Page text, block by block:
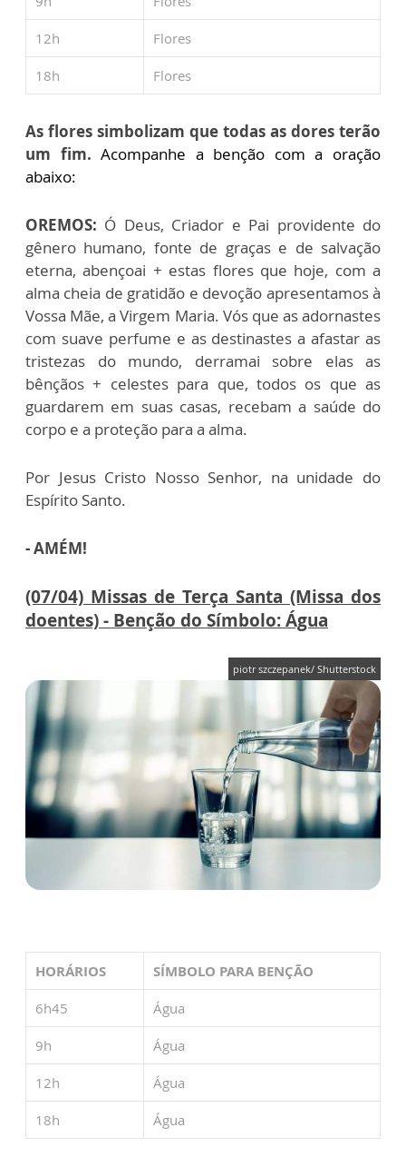
12h Flores
18h Flores
As flores simbolizam que todas as dores terão
um fim. Acompanhe a benção com a oração
abaixo:
OREMOS: Ó Deus, Criador e Pai providente do
gênero humano, fonte de graças e de salvação
eterna, abençoai + estas flores que hoje, com a
alma cheia de gratidão e devoção apresentamos à
Vossa Mãe, a Virgem Maria. Vós que as adornastes
com suave perfume e as destinastes a afastar as
tristezas do mundo, derramai sobre elas as
bênçãos + celestes para que, todos os que as
guardarem em suas casas, recebam a saúde do
corpo e a proteção para a alma.
Por Jesus Cristo Nosso Senhor, na unidade do
Espírito Santo.
- AMÉM!
(07/04) Missas de Terça Santa (Missa dos
doentes) - Benção do Símbolo: Água
piotr szczepanek/ Shutterstock
HORÁRIOS SÍMBOLO PARA BENÇÃO
6h45 Água
9h Água
12h Água
18h Água